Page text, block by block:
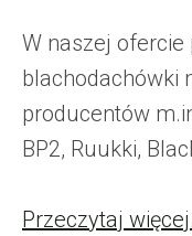
W naszej
blachodachówki
producentów
BP2, Ruukki,
Przeczytaj